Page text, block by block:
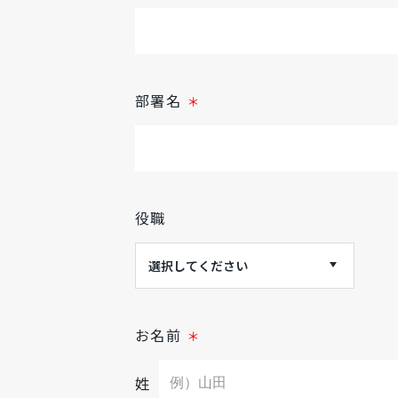
部署名 ＊
役職
お名前 ＊
姓